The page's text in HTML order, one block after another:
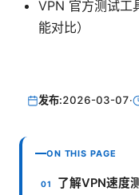
VPN 官方测试工
能对比）
发布:2026-03-07·
ON THIS PAGE
了解VPN速度